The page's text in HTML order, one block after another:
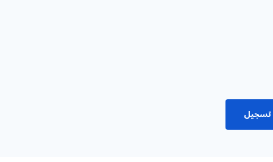
تسجيل